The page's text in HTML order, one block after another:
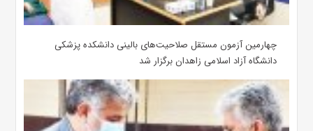
چهارمین آزمون مستقل صلاحیت‌های بالینی دانشکده پزشکی
دانشگاه آزاد اسلامی زاهدان برگزار شد